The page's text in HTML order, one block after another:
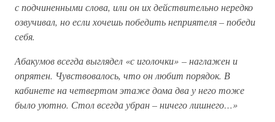
с подчиненными слова, или он их действительно нередко
озвучивал, но если хочешь победить неприятеля – победи
себя.
Абакумов всегда выглядел «с иголочки» – наглажен и
опрятен. Чувствовалось, что он любит порядок. В
кабинете на четвертом этаже дома два у него тоже
было уютно. Стол всегда убран – ничего лишнего…»